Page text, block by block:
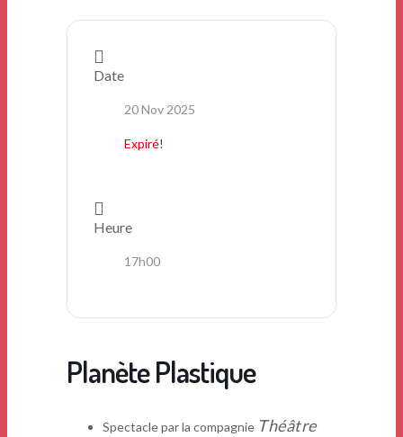
Date
20 Nov 2025
Expiré!
Heure
17h00
Planète Plastique
Spectacle par la compagnie Théâtre